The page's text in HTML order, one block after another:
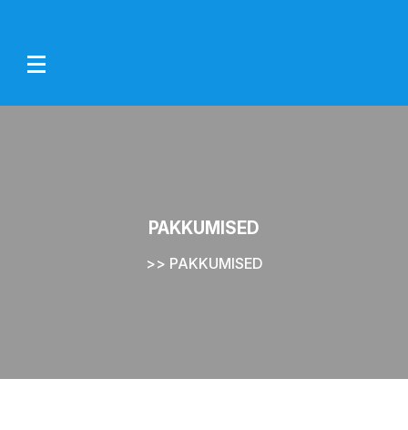
content
PAKKUMISED
>> PAKKUMISED